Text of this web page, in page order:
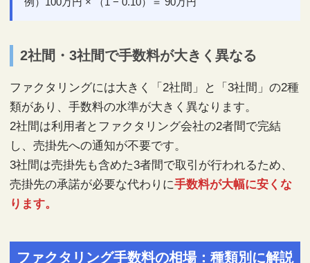
例）100万円 × （1 − 0.10）＝ 90万円
2社間・3社間で手数料が大きく異なる
ファクタリングには大きく「2社間」と「3社間」の2種
類があり、手数料の水準が大きく異なります。
2社間は利用者とファクタリング会社の2者間で完結
し、売掛先への通知が不要です。
3社間は売掛先も含めた3者間で取引が行われるため、
売掛先の承諾が必要な代わりに手数料が大幅に安くな
ります。
ファクタリング手数料の相場：種類別に解説